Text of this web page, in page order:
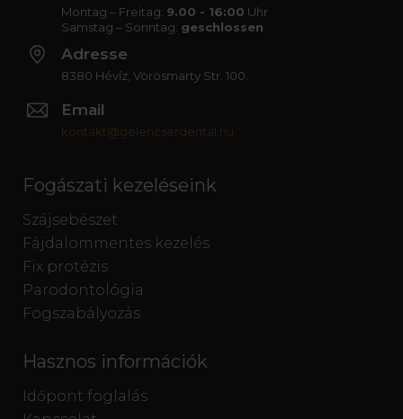
Montag – Freitag: 9.00 - 16:00 Uhr
Samstag – Sonntag: geschlossen
Adresse
8380 Hévíz, Vörösmarty Str. 100.
Email
kontakt@gelencserdental.hu
Fogászati kezeléseink
Szájsebészet
Fájdalommentes kezelés
Fix protézis
Parodontológia
Fogszabályozás
Hasznos információk
Időpont foglalás